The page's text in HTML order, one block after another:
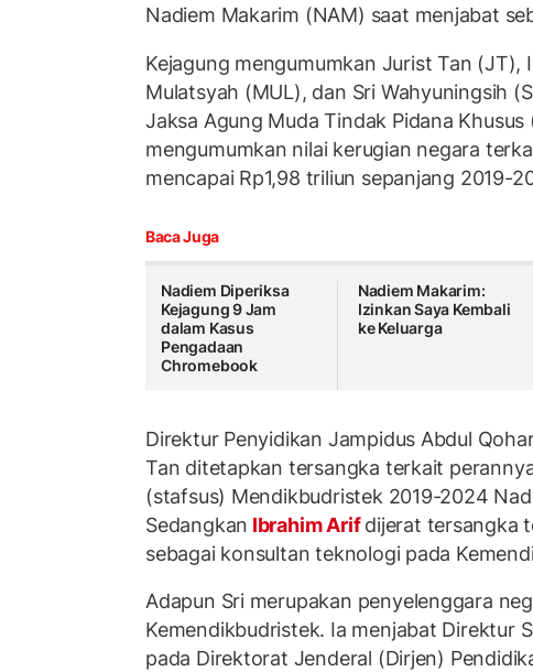
Nadiem Makarim (NAM) saat menjabat
Kejagung mengumumkan Jurist Tan (JT),
Mulatsyah (MUL), dan Sri Wahyuningsih
Jaksa Agung Muda Tindak Pidana
mengumumkan nilai kerugian negara
mencapai Rp1,98 triliun sepanjang 2019-
Baca Juga
Nadiem Diperiksa
Kejagung 9 Jam
dalam Kasus
Pengadaan
Chromebook
Nadiem Makarim:
Izinkan Saya Kembali
ke Keluarga
Direktur Penyidikan Jampidus Abdul
Tan ditetapkan tersangka terkait
(stafsus) Mendikbudristek 2019-2024
Sedangkan Ibrahim Arifdijerat tersangka
sebagai konsultan teknologi pada
Adapun Sri merupakan penyelenggara
Kemendikbudristek. Ia menjabat Direktur
pada Direktorat Jenderal (Dirjen)